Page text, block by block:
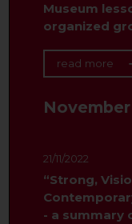
Museum
organized
read more
November
21/11/2022
“Strong,
- a summary